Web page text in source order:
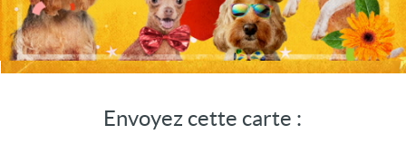
la
vidéo
Envoyez cette carte :